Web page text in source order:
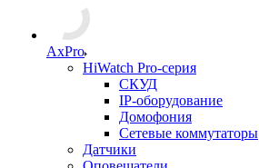
AxPro
HiWatch Pro-серия
CКУД
IP-оборудование
Домофония
Сетевые коммутаторы
Датчики